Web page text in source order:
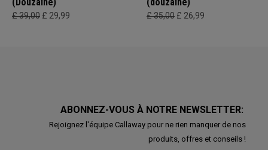
£ 39,00 £ 29,99 £ 35,00 £ 26,99
ABONNEZ-VOUS À NOTRE NEWSLETTER:
Rejoignez l'équipe Callaway pour ne rien manquer de nos
produits, offres et conseils !